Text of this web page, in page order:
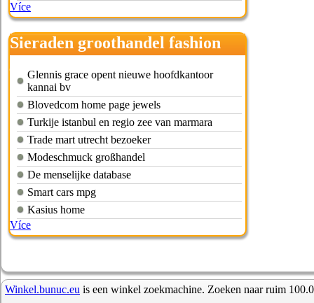
Více
Sieraden groothandel fashion
jewelry
Glennis grace opent nieuwe hoofdkantoor
kannai bv
Blovedcom home page jewels
Turkije istanbul en regio zee van marmara
Trade mart utrecht bezoeker
Modeschmuck großhandel
De menselijke database
Smart cars mpg
Kasius home
Více
Winkel.bunuc.eu is een winkel zoekmachine. Zoeken naar ruim